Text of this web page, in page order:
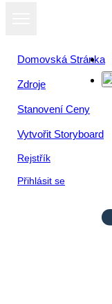
Domovská Stránka
Zdroje
Stanovení Ceny
Vytvořit Storyboard
Rejstřík
Přihlásit se
Zobrazit jako
prezentaci